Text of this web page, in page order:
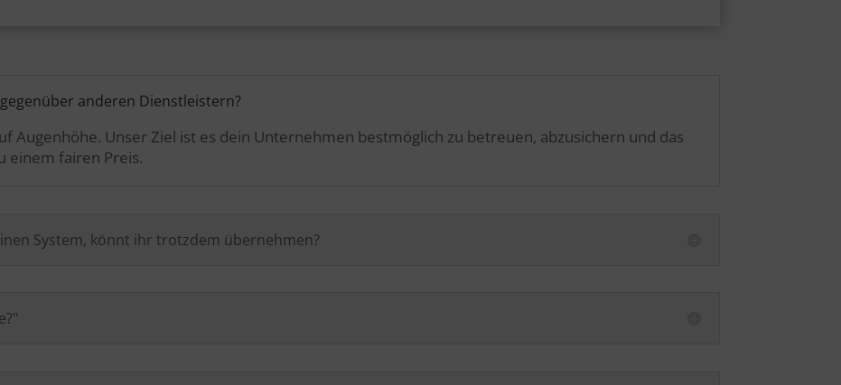
anderen Dienstleistern?
Augenhöhe. Unser Ziel ist es dein Unternehmen bestmöglich zu betreuen, abzusichern und das
einem fairen Preis.
System, könnt ihr trotzdem übernehmen?